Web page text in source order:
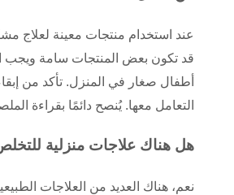
عند استخدام منتجات معينة لعلاج
قد تكون بعض المنتجات سامة ويجب
أطفال صغار في المنزل. تأكد من
التعامل معها. يُنصح دائمًا بقراءة
هل هناك علاجات منزلية
نعم، هناك العديد من العلاجات